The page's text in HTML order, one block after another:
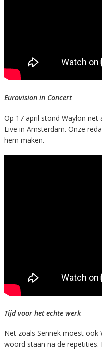
Eurovision in Concert
Op 17 april stond Waylon net
Live in Amsterdam. Onze
hem maken.
Tijd voor het echte werk
Net zoals Sennek moest ook
woord staan na de